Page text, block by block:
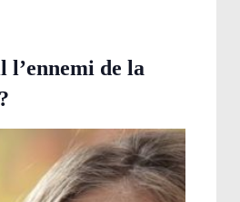
l’ennemi de la